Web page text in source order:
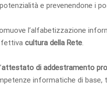
e prevenendone i
l’alfabetizzazione
cultura della Rete
attestato di addestramento
informatiche di base,